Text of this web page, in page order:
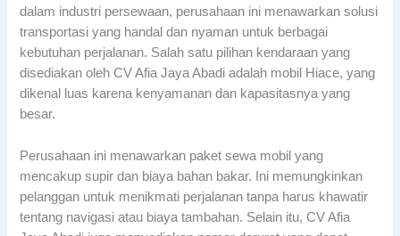
dalam industri persewaan, perusahaan ini menawarkan solusi
transportasi yang handal dan nyaman untuk berbagai
kebutuhan perjalanan. Salah satu pilihan kendaraan yang
disediakan oleh CV Afia Jaya Abadi adalah mobil Hiace, yang
dikenal luas karena kenyamanan dan kapasitasnya yang
besar.
Perusahaan ini menawarkan paket sewa mobil yang
mencakup supir dan biaya bahan bakar. Ini memungkinkan
pelanggan untuk menikmati perjalanan tanpa harus khawatir
tentang navigasi atau biaya tambahan. Selain itu, CV Afia